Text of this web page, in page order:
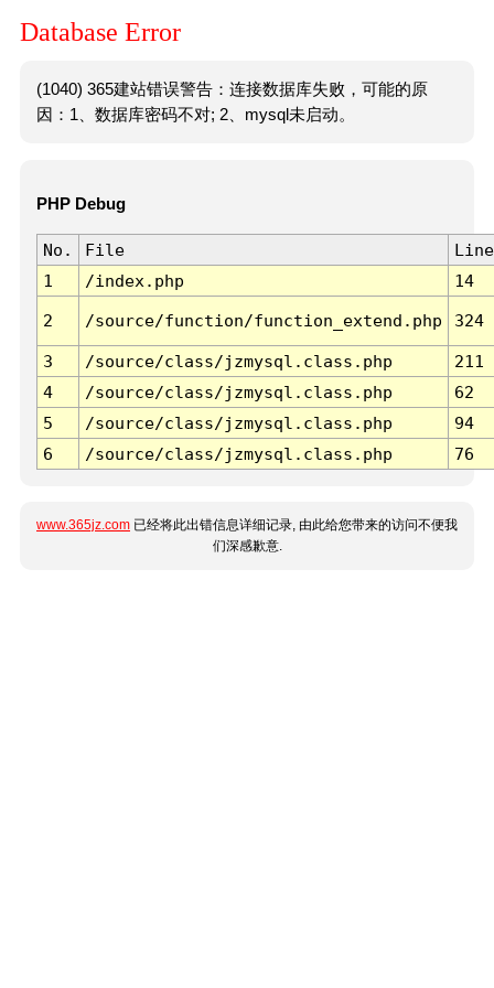
Database Error
(1040) 365建站错误警告：连接数据库失败，可能的原
因：1、数据库密码不对; 2、mysql未启动。
PHP Debug
No. File
Line
1
/index.php 14
2 /source/function/function_extend.php 324
3 /source/class/jzmysql.class.php
211
4
/source/class/jzmysql.class.php
62
5
/source/class/jzmysql.class.php
94
6
/source/class/jzmysql.class.php 76
www.365jz.com 已经将此出错信息详细记录, 由此给您带来的访问不便我
们深感歉意.